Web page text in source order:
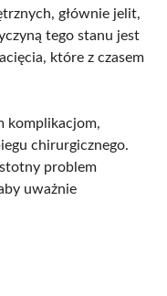
głównie jelit,
tego stanu jest
które z czasem
komplikacjom,
chirurgicznego.
problem
uważnie